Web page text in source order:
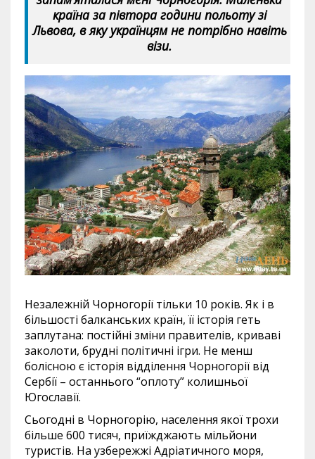
країна за півтора години польоту зі
Львова, в яку українцям не потрібно навіть
візи.
Незалежній Чорногорії тільки 10 років. Як і в
більшості балканських країн, її історія геть
заплутана: постійні зміни правителів, криваві
заколоти, брудні політичні ігри. Не менш
болісною є історія відділення Чорногорії від
Сербії – останнього “оплоту” колишньої
Югославії.
Сьогодні в Чорногорію, населення якої трохи
більше 600 тисяч, приїжджають мільйони
туристів. На узбережжі Адріатичного моря,